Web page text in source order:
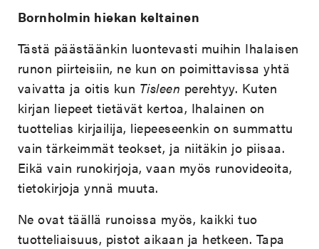
Bornholmin hiekan keltainen
Tästä päästäänkin luontevasti muihin Ihalaisen
runon piirteisiin, ne kun on poimittavissa yhtä
vaivatta ja oitis kun Tisleen perehtyy. Kuten
kirjan liepeet tietävät kertoa, Ihalainen on
tuottelias kirjailija, liepeeseenkin on summattu
vain tärkeimmät teokset, ja niitäkin jo piisaa.
Eikä vain runokirjoja, vaan myös runovideoita,
tietokirjoja ynnä muuta.
Ne ovat täällä runoissa myös, kaikki tuo
tuotteliaisuus, pistot aikaan ja hetkeen. Tapa